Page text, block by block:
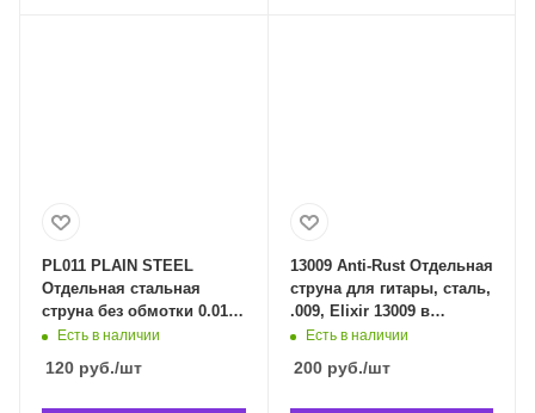
PL011 PLAIN STEEL
Отдельная стальная
струна без обмотки 0.011"
D`Addario PL011 в
Есть в наличии
120 руб./шт
13009 Anti-Rust Отдельная
струна для гитары, сталь,
.009, Elixir 13009 в
Владивостоке
Есть в наличии
200руб./шт